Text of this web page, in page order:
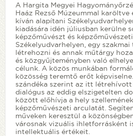
A Hargita Megyei
Haáz Rezső Múzeummal
kíván alapítani
kiadására idén júliusban kerülne
képzőművészt és
Székelyudvarhelyen, egy
létrehozni és annak műtárgy
és közgyűjteményben való
célunk. A közös munkában
közösség teremtő erőt
szándéka szerint az itt
dialógus az eddig elszigetelten
között előhívja a hely
képzőművészeti arculatát.
műveken keresztül a
városnak vizuális ihletforrásként
intellektuális értékeit.